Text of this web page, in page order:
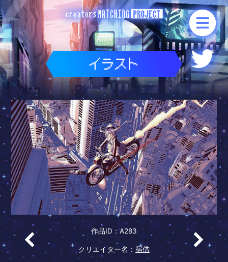
作品ID：A283
クリエイター名： 宿借